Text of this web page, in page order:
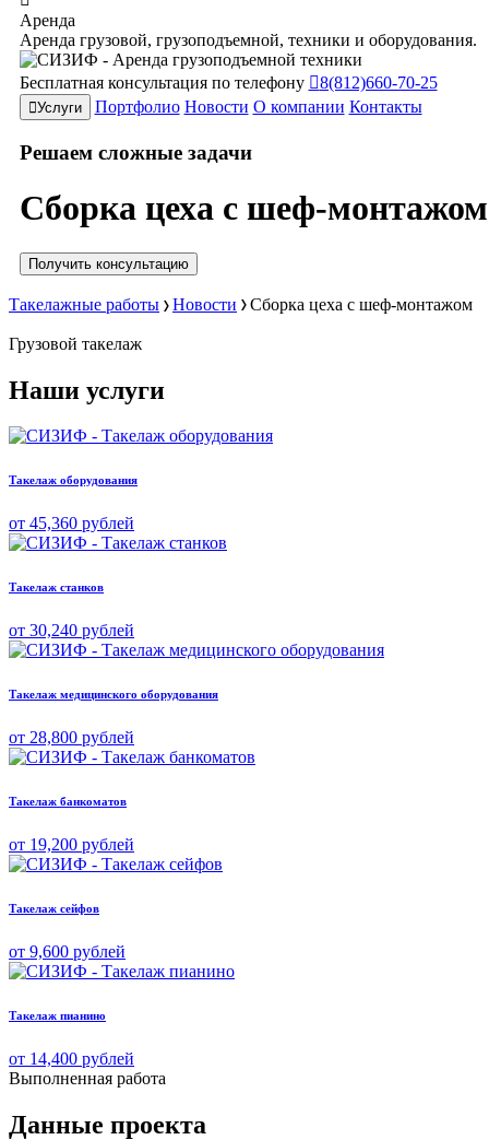
Аренда
Аренда грузовой, грузоподъемной, техники и оборудования.
Бесплатная консультация по телефону 8(812)660-70-25
Услуги Портфолио Новости О компании Контакты
Решаем сложныезадачи
Сборка цеха с шеф-монтажом
Получить консультацию
Такелажные работы Новости Сборка цеха с шеф-монтажом
Грузовой такелаж
Наши услуги
Такелаж оборудования
от 45,360 рублей
Такелаж станков
от 30,240 рублей
Такелаж медицинского оборудования
от 28,800 рублей
Такелаж банкоматов
от 19,200 рублей
Такелаж сейфов
от 9,600 рублей
Такелаж пианино
от 14,400 рублей
Выполненная работа
Данные проекта